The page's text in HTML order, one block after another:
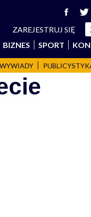
ZAREJESTRUJ SIĘ
BIZNES SPORT
WYWIADY